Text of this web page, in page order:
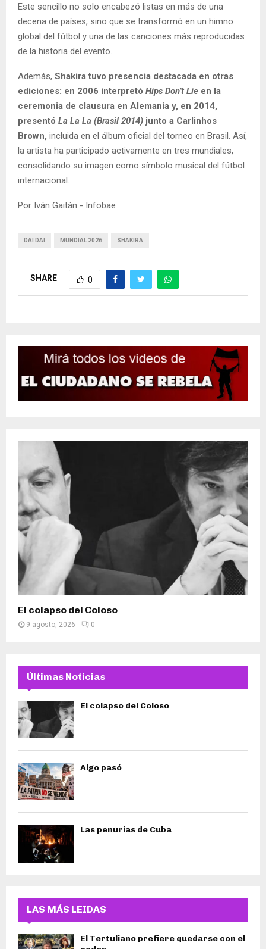
Este sencillo no solo encabezó listas en más de una
decena de países, sino que se transformó en un himno
global del fútbol y una de las canciones más reproducidas
de la historia del evento.
Además, Shakira tuvo presencia destacada en otras
ediciones: en 2006 interpretó Hips Don’t Lie en la
ceremonia de clausura en Alemania y, en 2014,
presentó La La La (Brasil 2014) junto a Carlinhos
Brown, incluida en el álbum oficial del torneo en Brasil. Así,
la artista ha participado activamente en tres mundiales,
consolidando su imagen como símbolo musical del fútbol
internacional.
Por Iván Gaitán - Infobae
DAI DAI MUNDIAL 2026 SHAKIRA
SHARE 0
El colapso del Coloso
9 agosto, 2026 0
Últimas Noticias
El colapso del Coloso
Algo pasó
Las penurias de Cuba
LAS MÁS LEIDAS
El Tertuliano prefiere quedarse con el